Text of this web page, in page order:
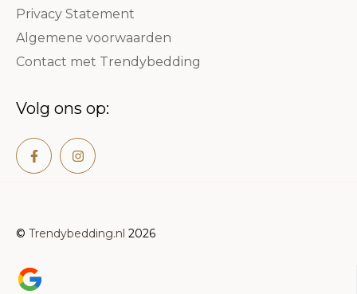
Privacy Statement
Algemene voorwaarden
Contact met Trendybedding
Volg ons op:
© Trendybedding.nl 2026